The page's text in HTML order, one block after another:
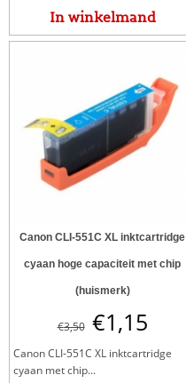
In winkelmand
Canon CLI-551C XL inktcartridge
cyaan hoge capaciteit met chip
(huismerk)
€3,50 €1,15
Canon CLI-551C XL inktcartridge
cyaan met chip...